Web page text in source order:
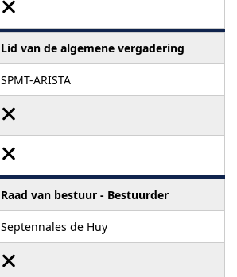
Lid van de algemene vergadering
SPMT-ARISTA
Raad van bestuur - Bestuurder
Septennales de Huy